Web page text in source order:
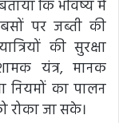
कि भविष्य में
पर जब्ती की
की सुरक्षा
यंत्र, मानक
नियमों का पालन
रोका जा सके।